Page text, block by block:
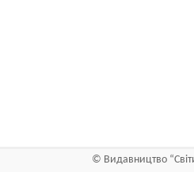
© Видавництво